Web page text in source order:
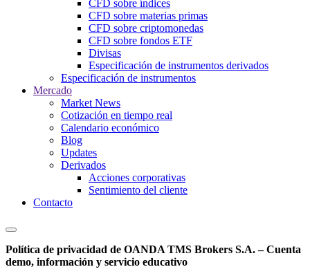
CFD sobre índices
CFD sobre materias primas
CFD sobre criptomonedas
CFD sobre fondos ETF
Divisas
Especificación de instrumentos derivados
Especificación de instrumentos
Mercado
Market News
Cotización en tiempo real
Calendario económico
Blog
Updates
Derivados
Acciones corporativas
Sentimiento del cliente
Contacto
Política de privacidad de OANDA TMS Brokers S.A. – Cuenta
demo, información y servicio educativo